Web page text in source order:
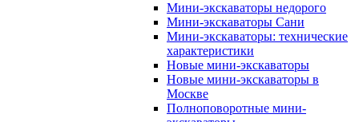
Мини-экскаваторы недорого
Мини-экскаваторы Сани
Мини-экскаваторы: технические
характеристики
Новые мини-экскаваторы
Новые мини-экскаваторы в
Москве
Полноповоротные мини-